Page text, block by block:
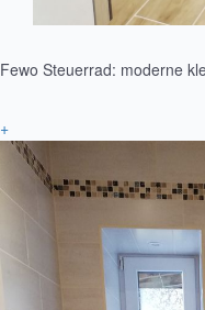
Fewo Steuerrad: moderne
+